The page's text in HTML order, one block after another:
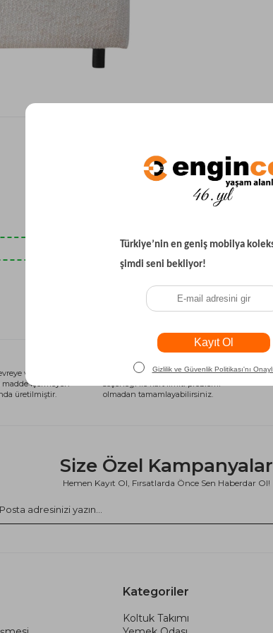
Yataklı Koltuk
Köşe Koltuk
Modern Köşe Koltuk
Ekonomik Köşe Koltuk
Son Baktıklarınız
ve sağlığa
madde içermeyen
üretilmiştir.
Alışveriş Kredisi
Siparişlerinizi anında alışveriş kredisi
seçeneği ile kart limiti problemi
olmadan tamamlayabilirsiniz.
Size Özel Kampanyalar
Hemen Kayıt Ol, Fırsatlarda Önce Sen Haberdar Ol!
Kategoriler
Koltuk Takımı